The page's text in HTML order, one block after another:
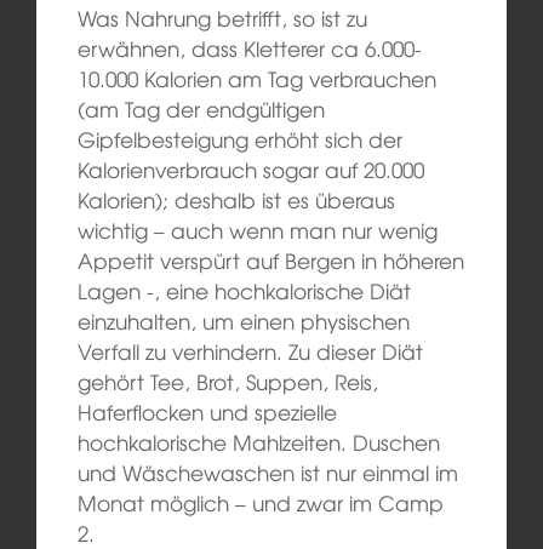
Was Nahrung betrifft, so ist zu
erwähnen, dass Kletterer ca 6.000-
10.000 Kalorien am Tag verbrauchen
(am Tag der endgültigen
Gipfelbesteigung erhöht sich der
Kalorienverbrauch sogar auf 20.000
Kalorien); deshalb ist es überaus
wichtig – auch wenn man nur wenig
Appetit verspürt auf Bergen in höheren
Lagen -, eine hochkalorische Diät
einzuhalten, um einen physischen
Verfall zu verhindern. Zu dieser Diät
gehört Tee, Brot, Suppen, Reis,
Haferflocken und spezielle
hochkalorische Mahlzeiten. Duschen
und Wäschewaschen ist nur einmal im
Monat möglich – und zwar im Camp
2.